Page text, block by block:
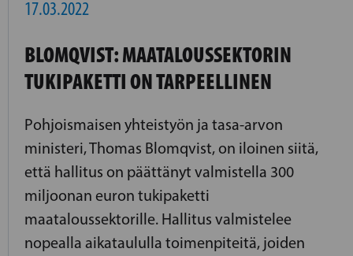
17.03.2022
BLOMQVIST: MAATALOUSSEKTORIN
TUKIPAKETTI ON TARPEELLINEN
Pohjoismaisen yhteistyön ja tasa-arvon
ministeri, Thomas Blomqvist, on iloinen siitä,
että hallitus on päättänyt valmistella 300
miljoonan euron tukipaketti
maataloussektorille. Hallitus valmistelee
nopealla aikataululla toimenpiteitä, joiden